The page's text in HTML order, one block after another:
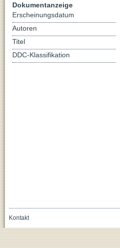
Dokumentanzeige
Erscheinungsdatum
Autoren
Titel
DDC-Klassifikation
Kontakt